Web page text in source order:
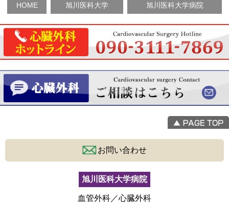
HOME 旭川医科大学 旭川医科大学病院
お問い合わせ
旭川医科大学病院
血管外科／心臓外科